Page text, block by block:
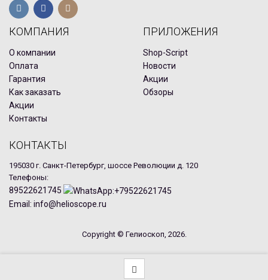
КОМПАНИЯ
О компании
Оплата
Гарантия
Как заказать
Акции
Контакты
ПРИЛОЖЕНИЯ
Shop-Script
Новости
Акции
Обзоры
КОНТАКТЫ
195030 г. Санкт-Петербург, шоссе Революции д. 120
Телефоны:
89522621745
Email: info@helioscope.ru
Copyright © Гелиоскоп, 2026.